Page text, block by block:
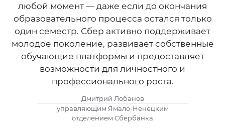
любой момент — даже если до окончания
образовательного процесса остался только
один семестр. Сбер активно поддерживает
молодое поколение, развивает собственные
обучающие платформы и предоставляет
возможности для личностного и
профессионального роста.
Дмитрий Лобанов
управляющим Ямало-Ненецким
отделением Сбербанка